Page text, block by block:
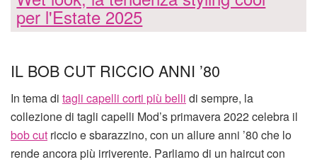
per l'Estate 2025
IL BOB CUT RICCIO ANNI ’80
In tema di tagli capelli corti più belli di sempre, la
collezione di tagli capelli Mod’s primavera 2022 celebra il
bob cut riccio e sbarazzino, con un allure anni ’80 che lo
rende ancora più irriverente. Parliamo di un haircut con